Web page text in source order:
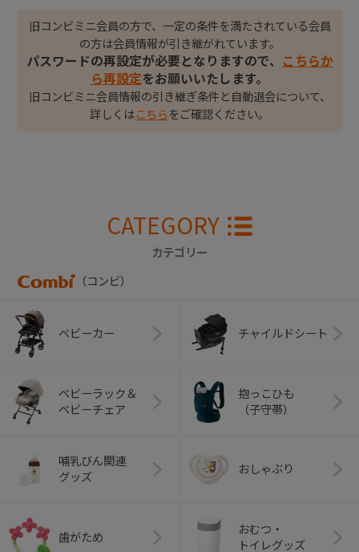
旧コンビミニ会員の方で、一定の条件を満たされている会員
の方は会員情報が引き継がれています。
パスワードの再設定が必要となりますので、
こちらか
ら再設定をお願いいたします。
旧コンビミニ会員情報の引き継ぎ条件と自動退会について、
詳しくはこちら をご確認ください。
CATEGORY
カテゴリー
（コンビ）
ベビーカー チャイルドシート
ベビーラック＆
ベビーチェア
抱っこひも
（子守帯）
哺乳びん関連
グッズ
おしゃぶり
歯がため
おむつ・
トイレグッズ